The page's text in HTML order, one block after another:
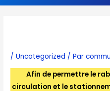
/Uncategorized / Par
Afin de permettre le
circulation et le